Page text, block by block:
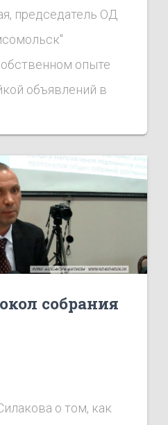
председатель ОД
опыте
объявлений в
собрания
о том, как